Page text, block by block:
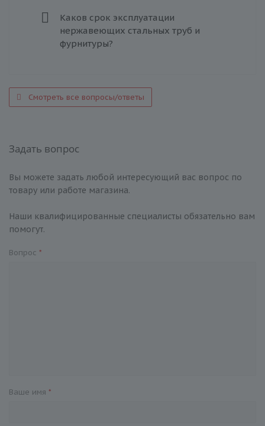
Каков срок эксплуатации
нержавеющих стальных труб и
фурнитуры?
Смотреть все вопросы/ответы
Задать вопрос
Вы можете задать любой интересующий вас вопрос по
товару или работе магазина.
Наши квалифицированные специалисты обязательно вам
помогут.
Вопрос *
Ваше имя *